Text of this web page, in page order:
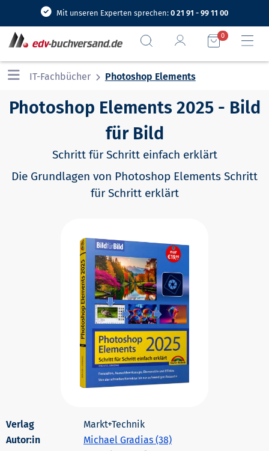
Mit unseren Experten sprechen: 0 21 91 - 99 11 00
0
IT-Fachbücher Photoshop Elements
Photoshop Elements 2025 - Bild
für Bild
Schritt für Schritt einfach erklärt
Die Grundlagen von Photoshop Elements Schritt
für Schritt erklärt
Markt+Technik
Autor:in
Michael Gradias (38)